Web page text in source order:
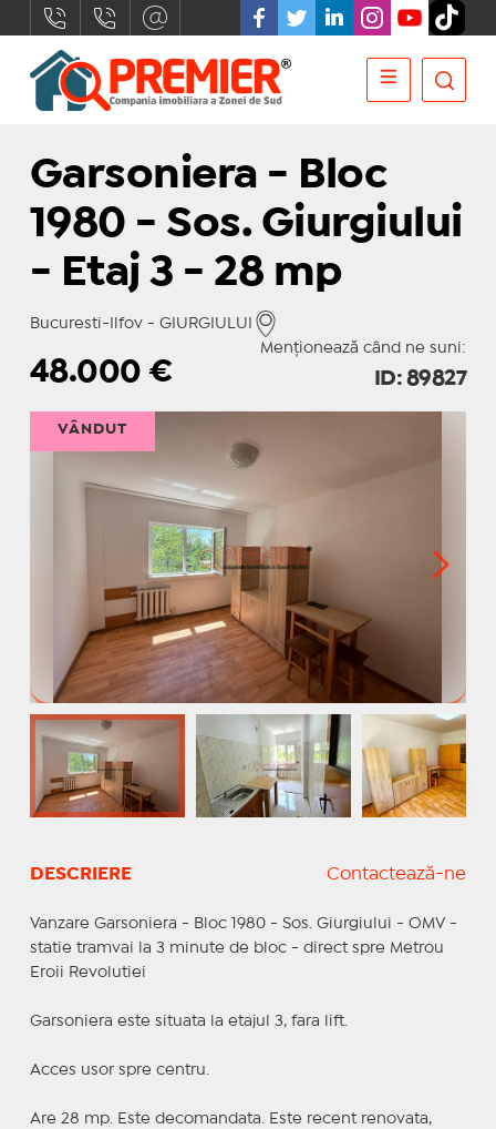
Garsoniera - Bloc
1980 - Sos. Giurgiului
- Etaj 3 - 28 mp
Bucuresti-Ilfov - GIURGIULUI
Menționează când ne suni:
48.000€ ID: 89827
VÂNDUT
DESCRIERE Contactează-ne
Vanzare Garsoniera - Bloc 1980 - Sos. Giurgiului - OMV -
statie tramvai la 3 minute de bloc - direct spre Metrou
Eroii Revolutiei
Garsoniera este situata la etajul 3, fara lift.
Acces usor spre centru.
Are 28 mp. Este decomandata. Este recent renovata,